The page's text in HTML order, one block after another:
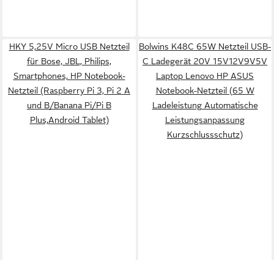
HKY 5,25V Micro USB Netzteil
für Bose, JBL, Philips,
Smartphones, HP Notebook-
Netzteil (Raspberry Pi 3, Pi 2 A
und B/Banana Pi/Pi B
Plus,Android Tablet)
Bolwins K48C 65W Netzteil USB-
C Ladegerät 20V 15V12V9V5V
Laptop Lenovo HP ASUS
Notebook-Netzteil (65 W
Ladeleistung Automatische
Leistungsanpassung
Kurzschlussschutz)